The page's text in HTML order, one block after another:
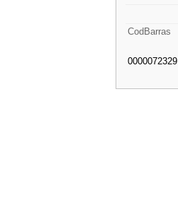
CodBarras
0000072329